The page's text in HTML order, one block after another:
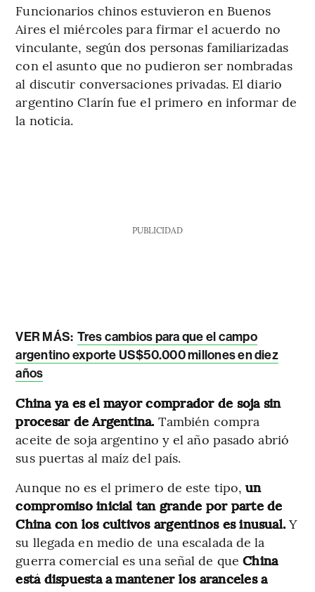
Funcionarios chinos estuvieron en Buenos
Aires el miércoles para firmar el acuerdo no
vinculante, según dos personas familiarizadas
con el asunto que no pudieron ser nombradas
al discutir conversaciones privadas. El diario
argentino Clarín fue el primero en informar de
la noticia.
PUBLICIDAD
VER MÁS: Tres cambios para que el campo
argentino exporte US$50.000 millones en diez
años
China ya es el mayor comprador de soja sin
procesar de Argentina. También compra
aceite de soja argentino y el año pasado abrió
sus puertas al maíz del país.
Aunque no es el primero de este tipo,un
compromiso inicial tan grande por parte de
China con los cultivos argentinos es inusual. Y
su llegada en medio de una escalada de la
guerra comercial es una señal de que China
está dispuesta a mantener los aranceles a